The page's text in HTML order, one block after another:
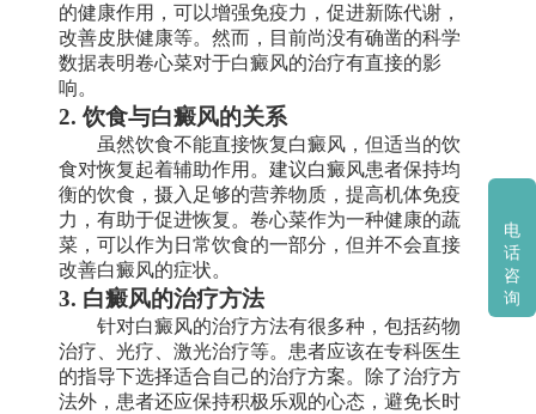
的健康作用，可以增强免疫力，促进新陈代谢，
改善皮肤健康等。然而，目前尚没有确凿的科学
数据表明卷心菜对于白癜风的治疗有直接的影
响。
2. 饮食与白癜风的关系
虽然饮食不能直接恢复白癜风，但适当的饮
食对恢复起着辅助作用。建议白癜风患者保持均
衡的饮食，摄入足够的营养物质，提高机体免疫
力，有助于促进恢复。卷心菜作为一种健康的蔬
菜，可以作为日常饮食的一部分，但并不会直接
改善白癜风的症状。
3. 白癜风的治疗方法
针对白癜风的治疗方法有很多种，包括药物
治疗、光疗、激光治疗等。患者应该在专科医生
的指导下选择适合自己的治疗方案。除了治疗方
法外，患者还应保持积极乐观的心态，避免长时
电
话
咨
询